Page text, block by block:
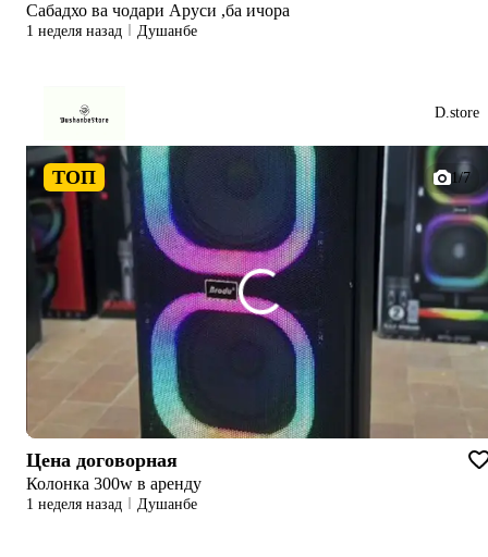
Cабадхо ва чодари Аруси ,ба ичора
1 неделя назад Душанбе
D.store
ТОП 1/7
Цена договорная
Колонка 300w в аренду
1 неделя назад Душанбе